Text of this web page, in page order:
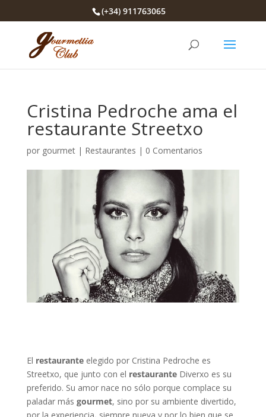
(+34) 911763065
Cristina Pedroche ama el
restaurante Streetxo
por gourmet| Restaurantes | 0 Comentarios
El restauranteelegido por Cristina Pedroche es
Streetxo, que junto con el restauranteDiverxo es su
preferido. Su amor nace no sólo porque complace su
paladar más gourmet, sino por su ambiente divertido,